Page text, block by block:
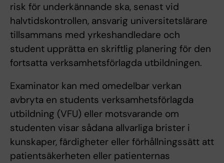
risk för underkännande ska, senast vid
halvtidskontrollen, ansvarig universitetslärare
tillsammans med yrkeshandledare och
student upprätta en skriftlig planering för den
fortsatta verksamhetsförlagda utbildningen.
Examinator kan med omedelbar verkan
avbryta en students verksamhetsförlagda
utbildning (VFU) eller motsvarande om
studenten visar sådana allvarliga brister i
kunskaper, färdigheter eller förhållningssätt att
patientsäkerheten eller patienternas